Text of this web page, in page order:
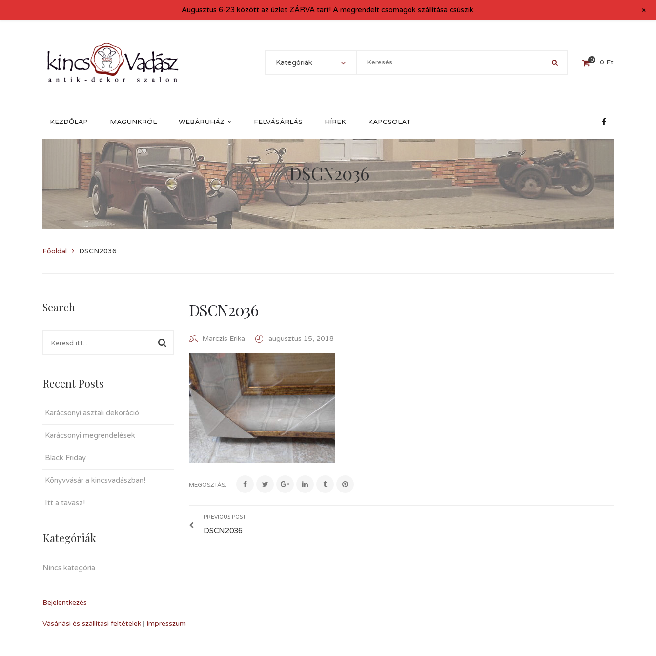
Kategóriák 0 0 Ft
KEZDŐLAP MAGUNKRÓL WEBÁRUHÁZ FELVÁSÁRLÁS HÍREK KAPCSOLAT
DSCN2036
Főoldal DSCN2036
Search
Recent Posts
Karácsonyi asztali dekoráció
Karácsonyi megrendelések
Black Friday
Könyvvásár a kincsvadászban!
Itt a tavasz!
Kategóriák
Nincs kategória
Bejelentkezés
DSCN2036
Marczis Erika augusztus 15, 2018
MEGOSZTÁS:
PREVIOUS POST
DSCN2036
Vásárlási és szállítási feltételek | Impresszum
Augusztus 6-23 között az üzlet ZÁRVA tart! A megrendelt csomagok szállítása csúszik. +